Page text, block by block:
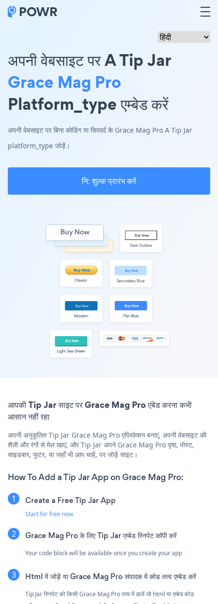
अपनी वेबसाइट पर A Tip Jar
Grace Mag Pro
Platform_type एम्बेड करें
अपनी वेबसाइट पर बिना कोडिंग या सिरदर्द के Grace Mag Pro A Tip Jar
platform_type जोड़ें।
नि: शुल्क प्रारंभ करें
आपकी Tip Jar साइट पर Grace Mag Pro एंबेड करना कभी
आसान नहीं रहा
अपनी अनुकूलित Tip Jar Grace Mag Pro एप्लिकेशन बनाएं, अपनी वेबसाइट की
शैली और रंगों से मेल खाएं, और Tip Jar अपने Grace Mag Pro पृष्ठ, पोस्ट,
साइडबार, फुटर, या जहाँ भी आप चाहें, पर जोड़ें साइट।
How To Add a Tip Jar App on Grace Mag Pro:
Create a Free Tip Jar App
Start for free now
Grace Mag Pro के लिए Tip Jar एम्बेड स्निपेट कॉपी करें
Your code block will be available once you create your app
Html में जोड़ें या Grace Mag Pro संपादक में कोड तत्व एम्बेड करें
Tip Jar स्निपेट को किसी Grace Mag Pro तत्व में डालें जो html या एम्बेड कोड